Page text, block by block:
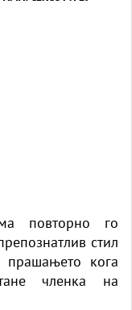
повторно го
стил
прашањето кога
членка на